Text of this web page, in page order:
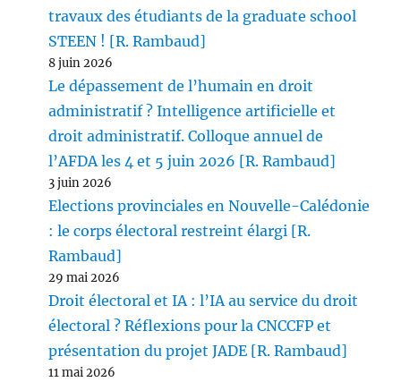
travaux des étudiants de la graduate school
STEEN ! [R. Rambaud]
8 juin 2026
Le dépassement de l’humain en droit
administratif ? Intelligence artificielle et
droit administratif. Colloque annuel de
l’AFDA les 4 et 5 juin 2026 [R. Rambaud]
3 juin 2026
Elections provinciales en Nouvelle-Calédonie
: le corps électoral restreint élargi [R.
Rambaud]
29 mai 2026
Droit électoral et IA : l’IA au service du droit
électoral ? Réflexions pour la CNCCFP et
présentation du projet JADE [R. Rambaud]
11 mai 2026